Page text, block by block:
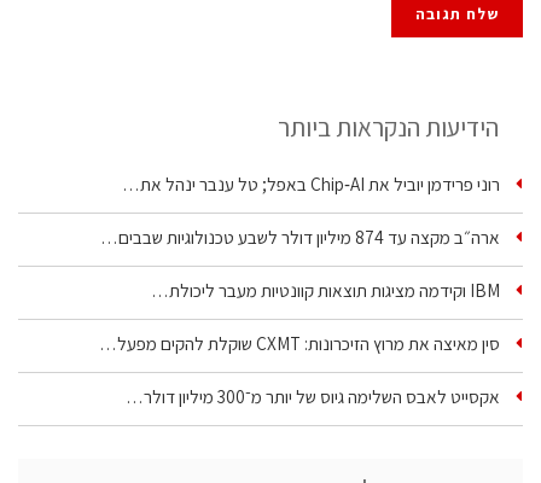
הידיעות הנקראות ביותר
רוני פרידמן יוביל את Chip‑AI באפל; טל ענבר ינהל את…
ארה״ב מקצה עד 874 מיליון דולר לשבע טכנולוגיות שבבים…
IBM וקידמה מציגות תוצאות קוונטיות מעבר ליכולת…
סין מאיצה את מרוץ הזיכרונות: CXMT שוקלת להקים מפעל…
אקסייט לאבס השלימה גיוס של יותר מ־300 מיליון דולר…